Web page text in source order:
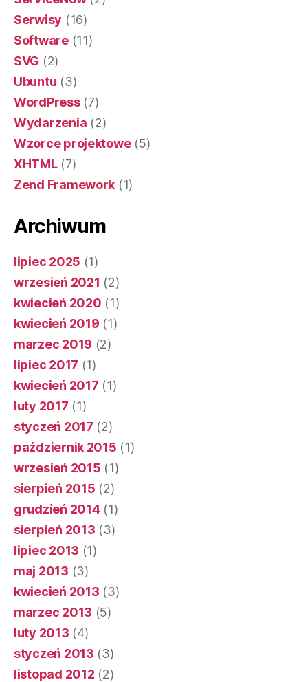
Serwisy (16)
Software(11)
SVG (2)
Ubuntu (3)
WordPress(7)
Wydarzenia (2)
Wzorce projektowe(5)
XHTML(7)
Zend Framework (1)
Archiwum
lipiec 2025 (1)
wrzesień 2021 (2)
kwiecień 2020 (1)
kwiecień 2019 (1)
marzec 2019 (2)
lipiec 2017 (1)
kwiecień 2017 (1)
luty 2017 (1)
styczeń 2017 (2)
październik 2015 (1)
wrzesień 2015 (1)
sierpień 2015 (2)
grudzień 2014(1)
sierpień 2013 (3)
lipiec 2013 (1)
maj 2013 (3)
kwiecień 2013 (3)
marzec 2013 (5)
luty 2013 (4)
styczeń 2013 (3)
listopad 2012 (2)